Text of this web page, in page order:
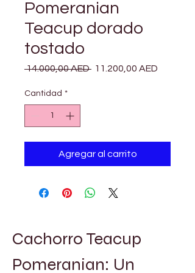
Pomeranian
Teacup dorado
tostado
14.000,00 AED Precio
11.200,00 AED
Cantidad *
Agregar al carrito
Cachorro Teacup
Pomeranian: Un